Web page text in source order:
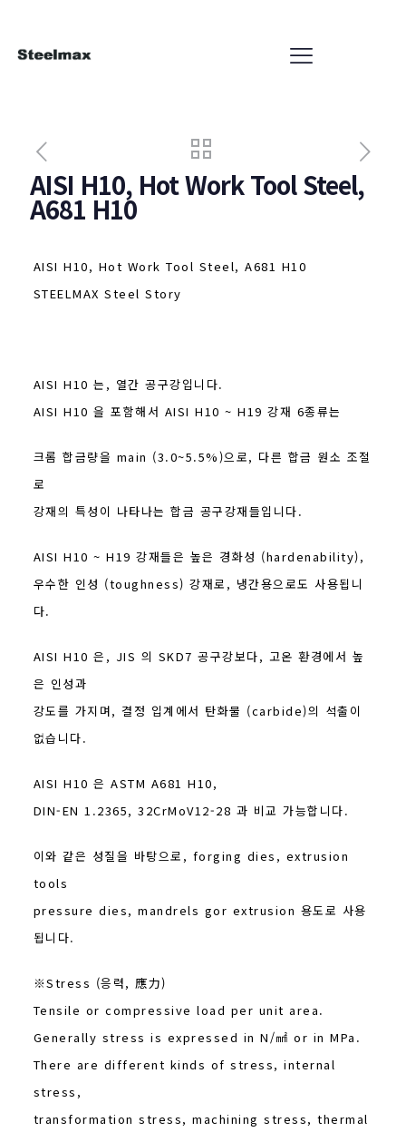
AISI H10, Hot Work Tool Steel,
A681 H10
AISI H10, Hot Work Tool Steel, A681 H10
STEELMAX Steel Story
AISI H10 는, 열간 공구강입니다.
AISI H10 을 포함해서 AISI H10 ~ H19 강재 6종류는
크롬 합금량을 main (3.0~5.5%)으로, 다른 합금 원소 조절
로
강재의 특성이 나타나는 합금 공구강재들입니다.
AISI H10 ~ H19 강재들은 높은 경화성 (hardenability),
우수한 인성 (toughness) 강재로, 냉간용으로도 사용됩니
다.
AISI H10 은, JIS 의 SKD7 공구강보다, 고온 환경에서 높
은 인성과
강도를 가지며, 결정 입계에서 탄화물 (carbide)의 석출이
없습니다.
AISI H10 은 ASTM A681 H10,
DIN-EN 1.2365, 32CrMoV12-28 과 비교 가능합니다.
이와 같은 성질을 바탕으로, forging dies, extrusion
tools
pressure dies, mandrels gor extrusion 용도로 사용
됩니다.
※Stress (응력, 應力)
Tensile or compressive load per unit area.
Generally stress is expressed in N/㎟ or in MPa.
There are different kinds of stress, internal
stress,
transformation stress, machining stress, thermal